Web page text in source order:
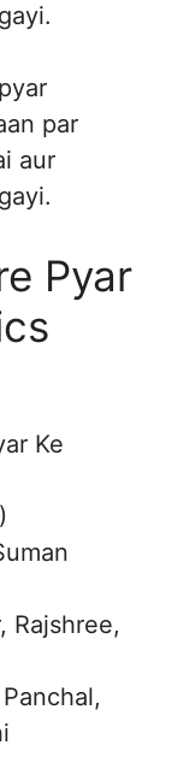
par
aur
Pyar
Ke
Rajshree,